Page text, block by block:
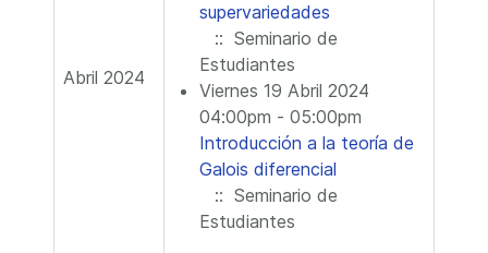
Abril 2024
supervariedades
:: Seminario de
Estudiantes
Viernes 19 Abril 2024
04:00pm - 05:00pm
Introducción a la teoría de
Galois diferencial
:: Seminario de
Estudiantes